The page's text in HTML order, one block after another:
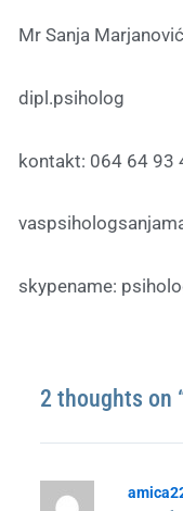
Mr Sanja Marjanović
dipl.psiholog
kontakt: 064 64 93
skypename:
2 thoughts on